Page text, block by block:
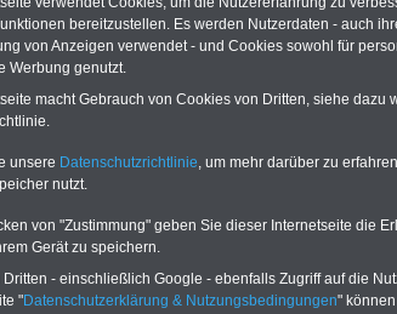
zum Deutschen Personalräte-Preis
und eine hohe Motivation, für die Interessen der
Triebfedern für erfolgreiche Personalratsarbeit.
eine gute Arbeit von Personalvertretungen.
Verlag ausgelobte Preis (Award) will klare Signale
bereitzustellen. Es werden Nutzerdaten - auch
von Anzeigen verwendet - und Cookies sowohl für
Werbung genutzt.
macht Gebrauch von Cookies von Dritten, siehe dazu
unsere Datenschutzrichtlinie, um mehr darüber zu
nutzt.
von "Zustimmung" geben Sie dieser Internetseite die
Gerät zu speichern.
- einschließlich Google - ebenfalls Zugriff auf die
"Datenschutzerklärung & Nutzungsbedingungen"